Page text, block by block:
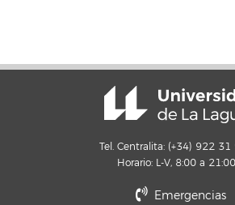
Tel. Centralita: (+34) 922
Horario: L-V, 8:00 a
Emergencias